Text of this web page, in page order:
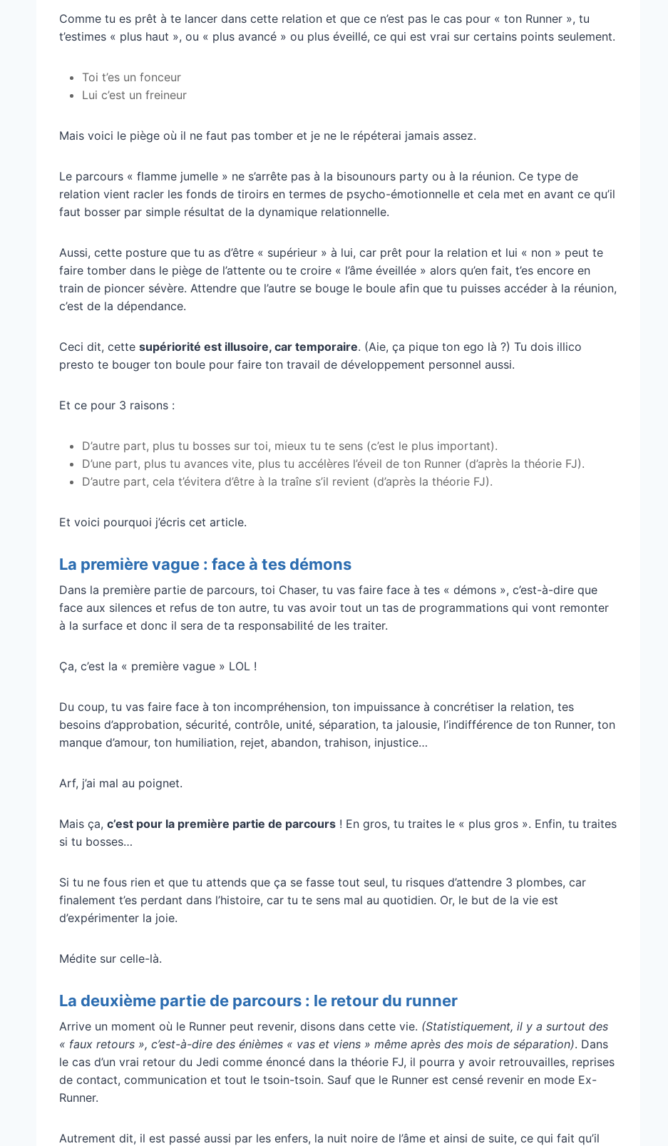
Comme tu es prêt à te lancer dans cette relation et que ce n’est pas le cas pour « ton Runner », tu
t’estimes « plus haut », ou « plus avancé » ou plus éveillé, ce qui est vrai sur certains points seulement.
Toi t’es un fonceur
Lui c’est un freineur
Mais voici le piège où il ne faut pas tomber et je ne le répéterai jamais assez.
Le parcours « flamme jumelle » ne s’arrête pas à la bisounours party ou à la réunion. Ce type de
relation vient racler les fonds de tiroirs en termes de psycho-émotionnelle et cela met en avant ce qu’il
faut bosser par simple résultat de la dynamique relationnelle.
Aussi, cette posture que tu as d’être « supérieur » à lui, car prêt pour la relation et lui « non » peut te
faire tomber dans le piège de l’attente ou te croire « l’âme éveillée » alors qu’en fait, t’es encore en
train de pioncer sévère. Attendre que l’autre se bouge le boule afin que tu puisses accéder à la réunion,
c’est de la dépendance.
Ceci dit, cette supériorité est illusoire, car temporaire. (Aie, ça pique ton ego là ?) Tu dois illico
presto te bouger ton boule pour faire ton travail de développement personnel aussi.
Et ce pour 3 raisons :
D’autre part, plus tu bosses sur toi, mieux tu te sens (c’est le plus important).
D’une part, plus tu avances vite, plus tu accélères l’éveil de ton Runner (d’après la théorie FJ).
D’autre part, cela t’évitera d’être à la traîne s’il revient (d’après la théorie FJ).
Et voici pourquoi j’écris cet article.
La première vague : face à tes démons
Dans la première partie de parcours, toi Chaser, tu vas faire face à tes « démons », c’est-à-dire que
face aux silences et refus de ton autre, tu vas avoir tout un tas de programmations qui vont remonter
à la surface et donc il sera de ta responsabilité de les traiter.
Ça, c’est la « première vague » LOL !
Du coup, tu vas faire face à ton incompréhension, ton impuissance à concrétiser la relation, tes
besoins d’approbation, sécurité, contrôle, unité, séparation, ta jalousie, l’indifférence de ton Runner, ton
manque d’amour, ton humiliation, rejet, abandon, trahison, injustice…
Arf, j’ai mal au poignet.
Mais ça, c’est pour la première partie de parcours ! En gros, tu traites le « plus gros ». Enfin, tu traites
si tu bosses…
Si tu ne fous rien et que tu attends que ça se fasse tout seul, tu risques d’attendre 3 plombes, car
finalement t’es perdant dans l’histoire, car tu te sens mal au quotidien. Or, le but de la vie est
d’expérimenter la joie.
Médite sur celle-là.
La deuxième partie de parcours : le retour du runner
Arrive un moment où le Runner peut revenir, disons dans cette vie. (Statistiquement, il y a surtout des
« faux retours », c’est-à-dire des énièmes « vas et viens » même après des mois de séparation). Dans
le cas d’un vrai retour du Jedi comme énoncé dans la théorie FJ, il pourra y avoir retrouvailles, reprises
de contact, communication et tout le tsoin-tsoin. Sauf que le Runner est censé revenir en mode Ex-
Runner.
Autrement dit, il est passé aussi par les enfers, la nuit noire de l’âme et ainsi de suite, ce qui fait qu’il